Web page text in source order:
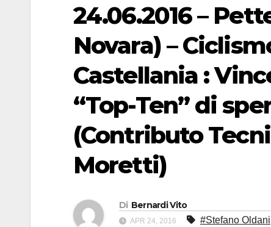
24.06.2016 –
Novara) –
Castellania :
“Top-Ten” di
(Contributo
Moretti)
Di Bernardi Vito
APR 24, 2016 #Stefano Oldani